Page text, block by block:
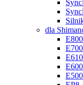
dla